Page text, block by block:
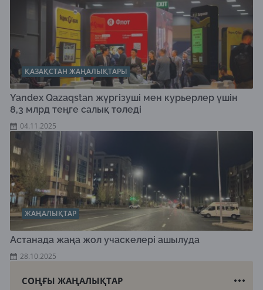
ҚАЗАҚСТАН ЖАҢАЛЫҚТАРЫ
Yandex Qazaqstan жүргізуші мен курьерлер үшін
8,3 млрд теңге салық төледі
04.11.2025
ЖАҢАЛЫҚТАР
Астанада жаңа жол учаскелері ашылуда
28.10.2025
СОҢҒЫ ЖАҢАЛЫҚТАР